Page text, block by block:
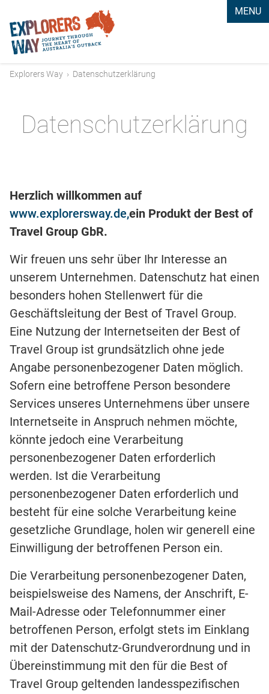
MENU
Explorers Way › Datenschutzerklärung
Datenschutzerklärung
Herzlich willkommen auf
www.explorersway.de,ein Produkt der Best of
Travel Group GbR.
Wir freuen uns sehr über Ihr Interesse an
unserem Unternehmen. Datenschutz hat einen
besonders hohen Stellenwert für die
Geschäftsleitung der Best of Travel Group.
Eine Nutzung der Internetseiten der Best of
Travel Group ist grundsätzlich ohne jede
Angabe personenbezogener Daten möglich.
Sofern eine betroffene Person besondere
Services unseres Unternehmens über unsere
Internetseite in Anspruch nehmen möchte,
könnte jedoch eine Verarbeitung
personenbezogener Daten erforderlich
werden. Ist die Verarbeitung
personenbezogener Daten erforderlich und
besteht für eine solche Verarbeitung keine
gesetzliche Grundlage, holen wir generell eine
Einwilligung der betroffenen Person ein.
Die Verarbeitung personenbezogener Daten,
beispielsweise des Namens, der Anschrift, E-
Mail-Adresse oder Telefonnummer einer
betroffenen Person, erfolgt stets im Einklang
mit der Datenschutz-Grundverordnung und in
Übereinstimmung mit den für die Best of
Travel Group geltenden landesspezifischen